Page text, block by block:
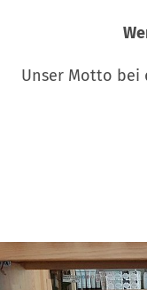
Unser Motto bei